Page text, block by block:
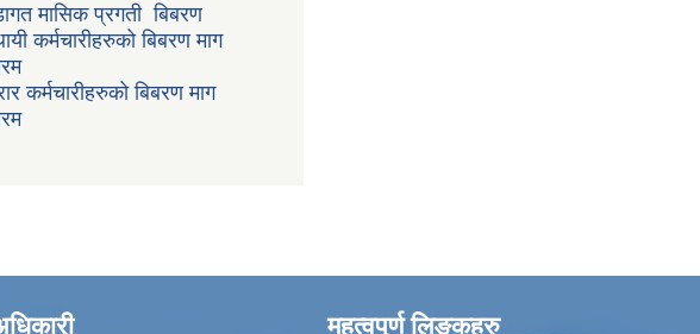
मासिक प्रगती बिबरण
कर्मचारीहरुको बिबरण माग
कर्मचारीहरुको बिबरण माग
महत्वपुर्ण लिङ्कहरु